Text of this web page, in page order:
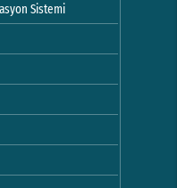
Sistemi